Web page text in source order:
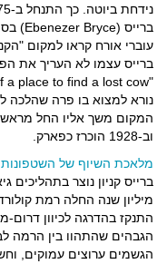
ברייס (Ebenezer Bryce) בסמוך לפארק של ימינו.
עוברי אורח קראו למקום
ברייס עצמו לא העריך את
נורא למצוא בו פרה שהלכה
המקום משך אליו החל
וב-1928 הוכרז כפארק.
מלאכת השיוף של השטפונות
מיליון שנה החלה רמת
התנקז בהדרגה לכיוון דרום-
הגבהים שהתהוו בין הרמה
הגשמים ערוצים עמוקים,